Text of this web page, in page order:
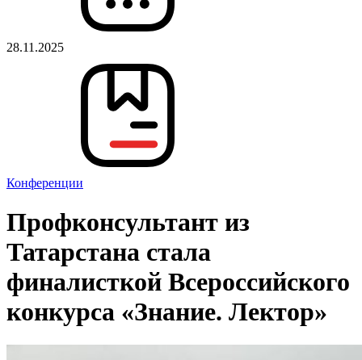
28.11.2025
Конференции
Профконсультант из
Татарстана стала
финалисткой Всероссийского
конкурса «Знание. Лектор»